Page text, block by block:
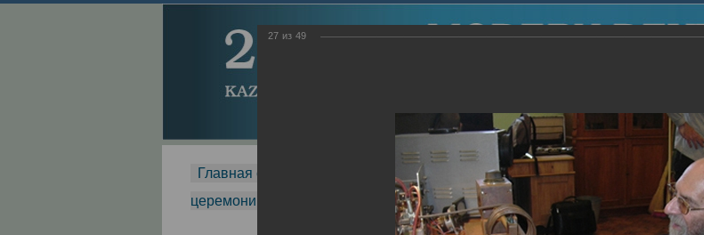
Главная страница 2014
Международная конференция
церемонии вручения премии Zavoisky Award
2005 г.
27 из 49